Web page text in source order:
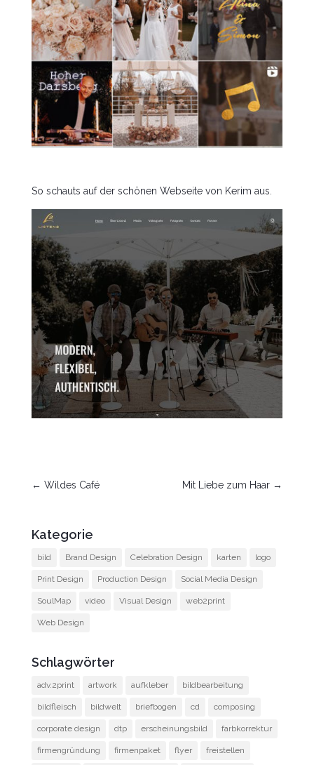
So schauts auf der schönen Webseite von Kerim aus.
← Wildes Café Mit Liebe zum Haar →
Kategorie
bild Brand Design Celebration Design karten logo
Print Design Production Design Social Media Design
SoulMap video Visual Design web2print
Web Design
Schlagwörter
adv.2print artwork aufkleber bildbearbeitung
bildfleisch bildwelt briefbogen cd composing
corporate design dtp erscheinungsbild farbkorrektur
firmengründung firmenpaket flyer freistellen